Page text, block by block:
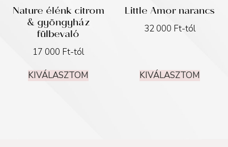
Nature élénk citrom
& gyöngyház
fülbevaló
17 000 Ft-tól
KIVÁLASZTOM
Little Amor narancs
32 000 Ft-tól
KIVÁLASZTOM